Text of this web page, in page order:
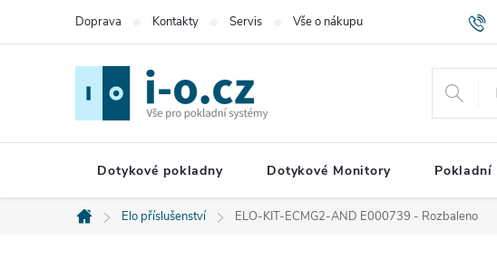
Doprava Kontakty Servis Vše o nákupu
Dotykové pokladny Dotykové Monitory
Domů
Elo příslušenství ELO-KIT-ECMG2-AND E000739 - Rozbaleno